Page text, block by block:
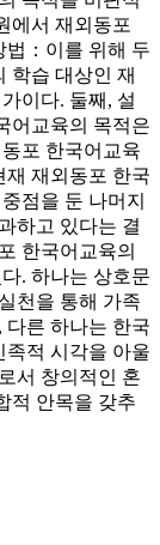
에서 재외동포
법：이를 위해 두
학습 대상인 재
이다. 둘째, 설
어교육의 목적은
포 한국어교육
재 재외동포 한국
점을 둔 나머지
하고 있다는 결
한국어교육의
. 하나는 상호문
천을 통해 가족
다른 하나는 한국
적 시각을 아울
서 창의적인 혼
적 안목을 갖추